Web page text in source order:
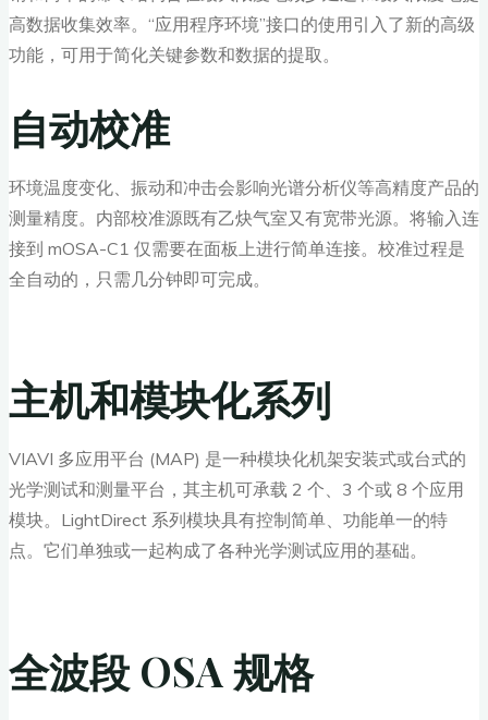
高数据收集效率。“应用程序环境”接口的使用引入了新的高级
功能，可用于简化关键参数和数据的提取。
自动校准
环境温度变化、振动和冲击会影响光谱分析仪等高精度产品的
测量精度。内部校准源既有乙炔气室又有宽带光源。将输入连
接到 mOSA-C1 仅需要在面板上进行简单连接。校准过程是
全自动的，只需几分钟即可完成。
主机和模块化系列
VIAVI 多应用平台 (MAP) 是一种模块化机架安装式或台式的
光学测试和测量平台，其主机可承载 2 个、3 个或 8 个应用
模块。LightDirect 系列模块具有控制简单、功能单一的特
点。它们单独或一起构成了各种光学测试应用的基础。
全波段 OSA 规格